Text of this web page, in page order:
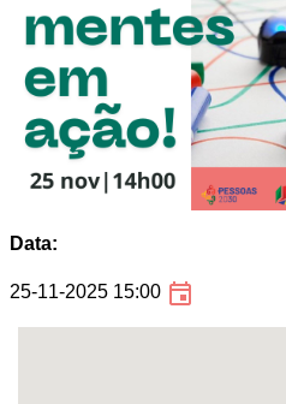
Data:
25-11-2025 15:00